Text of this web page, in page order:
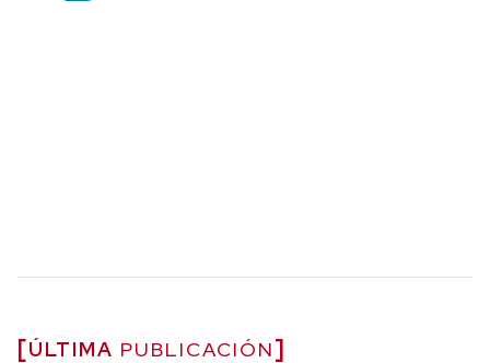
ÚLTIMA PUBLICACIÓN